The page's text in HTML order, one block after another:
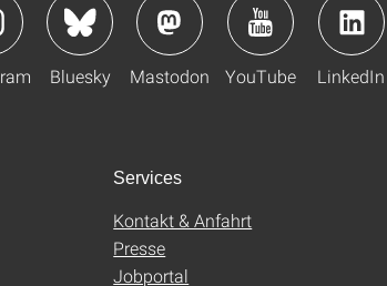
Bluesky Mastodon YouTube LinkedIn
Services
Kontakt & Anfahrt
Presse
Jobportal